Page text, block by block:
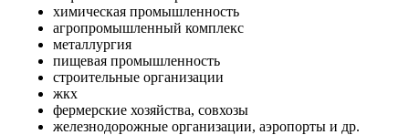
химическая промышленность
агропромышленный комплекс
металлургия
пищевая промышленность
строительные организации
жкх
фермерские хозяйства, совхозы
железнодорожные организации, аэропорты и др.